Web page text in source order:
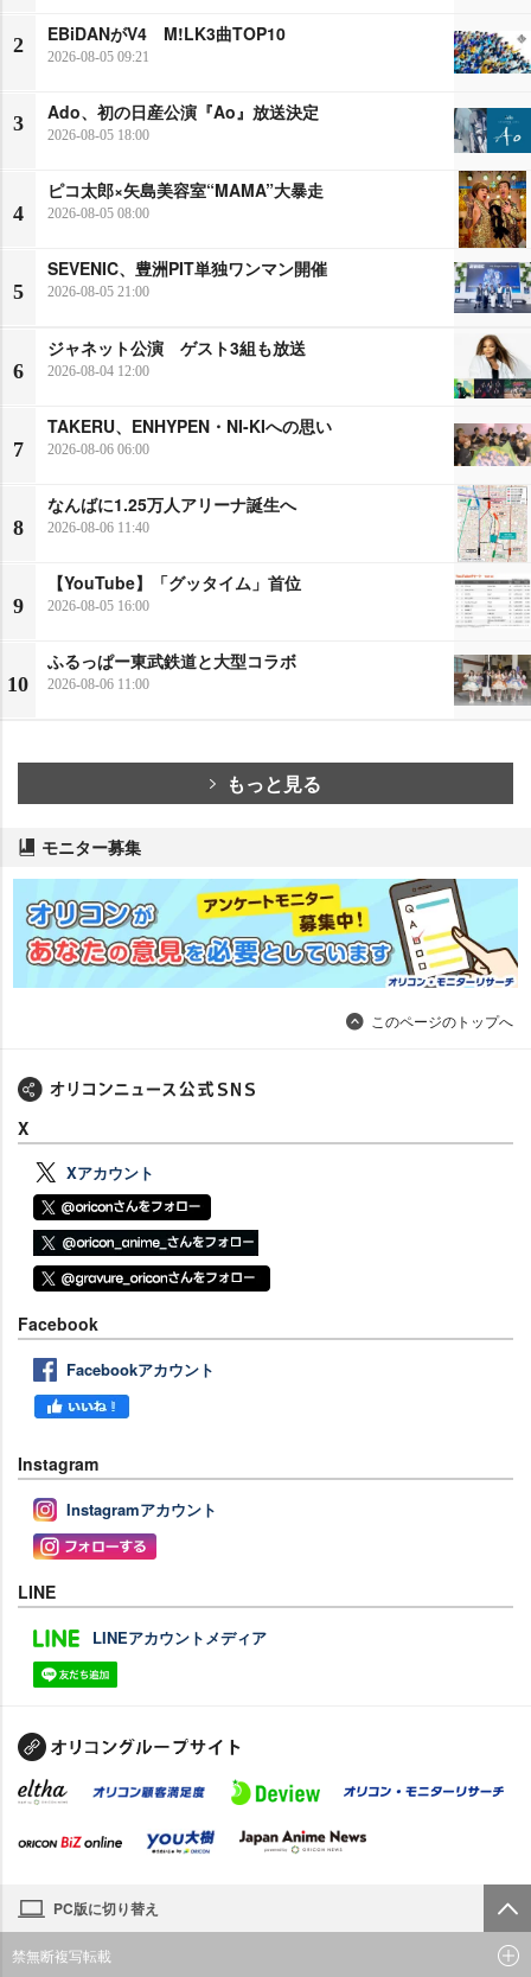
2
EBiDANがV4 M!LK3曲TOP10
2026-08-05 09:21
3
Ado、初の日産公演『Ao』放送決定
2026-08-05 18:00
4
ピコ太郎×矢島美容室“MAMA”大暴走
2026-08-05 08:00
5
SEVENIC、豊洲PIT単独ワンマン開催
2026-08-05 21:00
6
ジャネット公演 ゲスト3組も放送
2026-08-04 12:00
7
TAKERU、ENHYPEN・NI-KIへの思い
2026-08-06 06:00
8
なんばに1.25万人アリーナ誕生へ
2026-08-06 11:40
9
【YouTube】「グッタイム」首位
2026-08-05 16:00
10
ふるっぱー東武鉄道と大型コラボ
2026-08-06 11:00
もっと見る
モニター募集
このページのトップへ
X
Xアカウント
Facebook
Facebookアカウント
Instagram
Instagramアカウント
LINE
LINEアカウントメディア
PC版に切り替え
禁無断複写転載